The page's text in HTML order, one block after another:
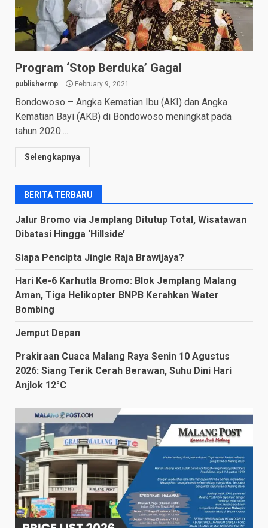
Program ‘Stop Berduka’ Gagal
publishermp February 9, 2021
Bondowoso – Angka Kematian Ibu (AKI) dan Angka
Kematian Bayi (AKB) di Bondowoso meningkat pada
tahun 2020....
Selengkapnya
BERITA TERBARU
Jalur Bromo via Jemplang Ditutup Total, Wisatawan
Dibatasi Hingga ‘Hillside’
Siapa Pencipta Jingle Raja Brawijaya?
Hari Ke-6 Karhutla Bromo: Blok Jemplang Malang
Aman, Tiga Helikopter BNPB Kerahkan Water
Bombing
Jemput Depan
Prakiraan Cuaca Malang Raya Senin 10 Agustus
2026: Siang Terik Cerah Berawan, Suhu Dini Hari
Anjlok 12°C